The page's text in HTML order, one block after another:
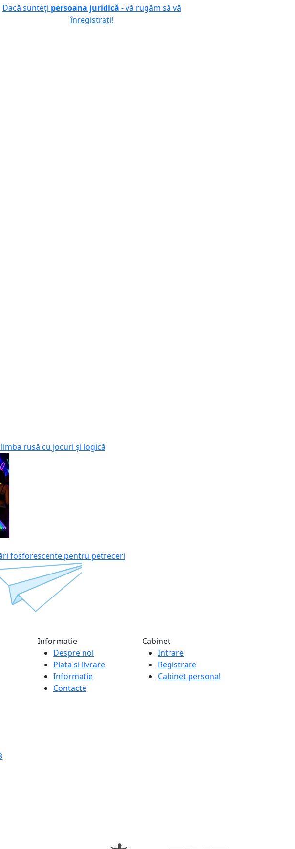
Dacă sunteți persoana juridică - vă rugăm să vă
înregistrați!
rusă cu jocuri și logică
fosforescente pentru petreceri
Informatie
Despre noi
Plata si livrare
Informatie
Contacte
Cabinet
Intrare
Registrare
Cabinet personal